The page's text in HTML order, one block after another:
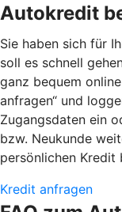
Autokredit
Sie haben sich für
soll es schnell
ganz bequem
anfragen“ und
Zugangsdaten ein
bzw. Neukunde
persönlichen Kredit
Kredit anfragen